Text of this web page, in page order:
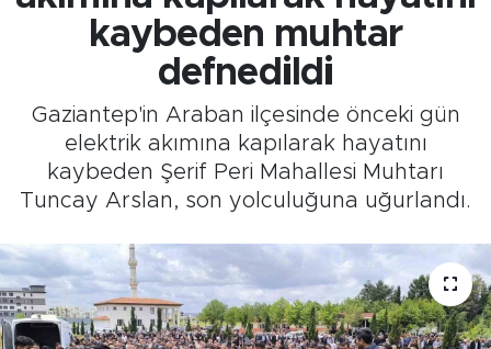
kaybeden muhtar
defnedildi
Gaziantep'in Araban ilçesinde önceki gün
elektrik akımına kapılarak hayatını
kaybeden Şerif Peri Mahallesi Muhtarı
Tuncay Arslan, son yolculuğuna uğurlandı.
Haber Arşivi